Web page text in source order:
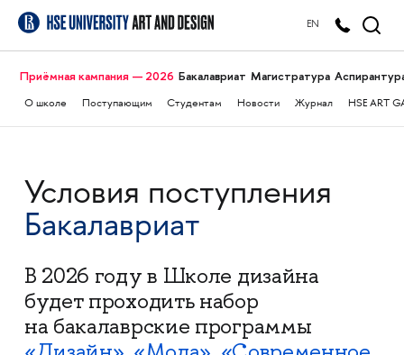
EN
Приёмная кампания — 2026 Бакалавриат Магистратура
О школе Поступающим Студентам Новости Журнал HSE ART
Условия поступления
Бакалавриат
В 2026 году в Школе дизайна
будет проходить набор
на бакалаврские программы